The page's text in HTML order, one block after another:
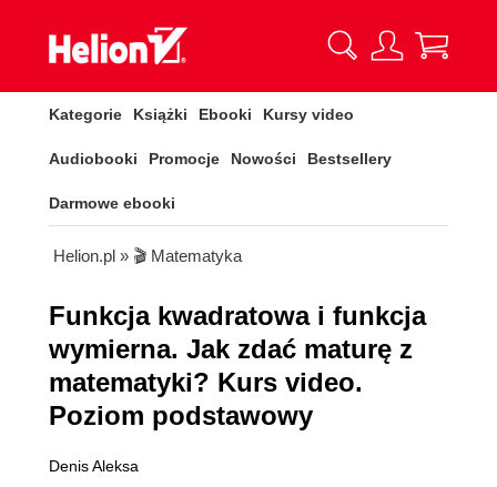
Kategorie Książki Ebooki Kursy video
Audiobooki Promocje Nowości Bestsellery
Darmowe ebooki
Helion.pl » 🎬 Matematyka
Funkcja kwadratowa i funkcja
wymierna. Jak zdać maturę z
matematyki? Kurs video.
Poziom podstawowy
Denis Aleksa